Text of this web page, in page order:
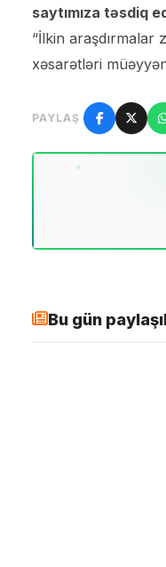
saytımıza təsdiq
“İlkin araşdırmalar
xəsarətləri
PAYLAŞ
Bu gün